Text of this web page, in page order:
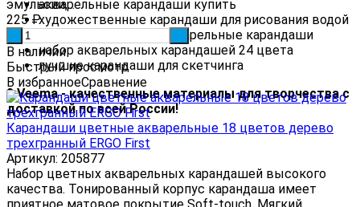
акварельные карандаши купить
художественные карандаши для рисования водой
профессиональные акварельные карандаши
набор акварельных карандашей 24 цвета
лучшие карандаши для скетчинга
? Veema - качественные материалы для творчества с
доставкой по всей России!
эмульсии,...
225 ₽
В наличии
Быстрый просмотр
В избранноеСравнение
Карандаши цветные акварельные 18 цветов дерево
трехгранный ERGO First
Артикул: 205877
Набор цветных акварельных карандашей высокого
качества. Тонированный корпус карандаша имеет